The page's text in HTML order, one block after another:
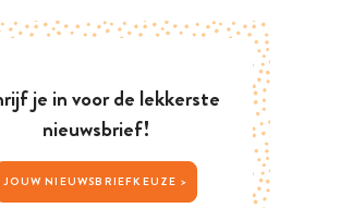
je in voor de lekkerste
nieuwsbrief!
JOUW NIEUWSBRIEFKEUZE >